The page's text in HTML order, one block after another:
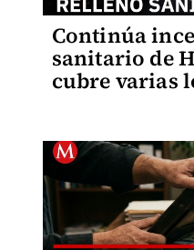
Continúa
sanitario de
cubre varias